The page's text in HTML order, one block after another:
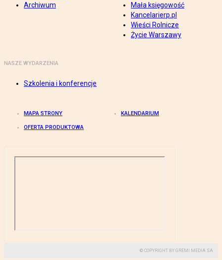
Archiwum
Mała księgowość
Kancelarierp.pl
Wieści Rolnicze
Życie Warszawy
NASZE WYDARZENIA
Szkolenia i konferencje
MAPA STRONY KALENDARIUM
OFERTA PRODUKTOWA
© COPYRIGHT BY GREMI MEDIA SA